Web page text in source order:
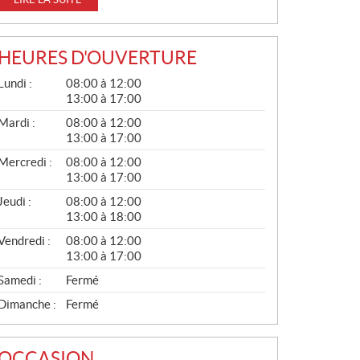
HEURES D'OUVERTURE
Lundi :
08:00 à 12:00
13:00 à 17:00
Mardi :
08:00 à 12:00
13:00 à 17:00
Mercredi :
08:00 à 12:00
13:00 à 17:00
:
08:00 à 12:00
13:00 à 18:00
:
08:00 à 12:00
13:00 à 17:00
:
Fermé
Dimanche :
Fermé